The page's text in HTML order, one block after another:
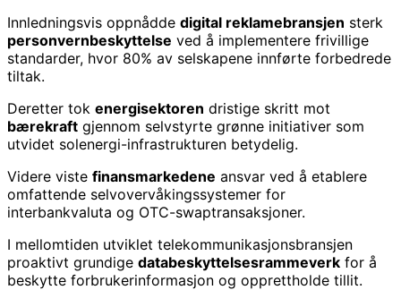
Innledningsvis oppnådde digital reklamebransjen sterk
personvernbeskyttelse ved å implementere frivillige
standarder, hvor 80% av selskapene innførte forbedrede
tiltak.
Deretter tok energisektoren dristige skritt mot
bærekraft gjennom selvstyrte grønne initiativer som
utvidet solenergi-infrastrukturen betydelig.
Videre viste finansmarkedene ansvar ved å etablere
omfattende selvovervåkingssystemer for
interbankvaluta og OTC-swaptransaksjoner.
I mellomtiden utviklet telekommunikasjonsbransjen
proaktivt grundige databeskyttelsesrammeverk for å
beskytte forbrukerinformasjon og opprettholde tillit.